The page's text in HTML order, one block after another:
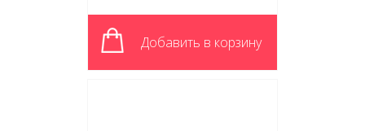
Добавить в корзину